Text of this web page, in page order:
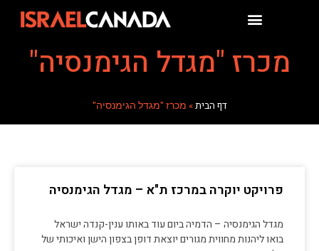
מכרז "מגדל הגימנסיה"
דף הבית» מכרז "מגדל הגימנסיה"
פרויקט יוקרה במרכז ת"א – מגדל הגימנסיה
מגדל הגימנסיה – הדמיה ביום עוד באותו ענין-קנדה ישראל
בואו ליהנות מחווית מגורים יוצאת דופן בצפון הישן ואיכותי של